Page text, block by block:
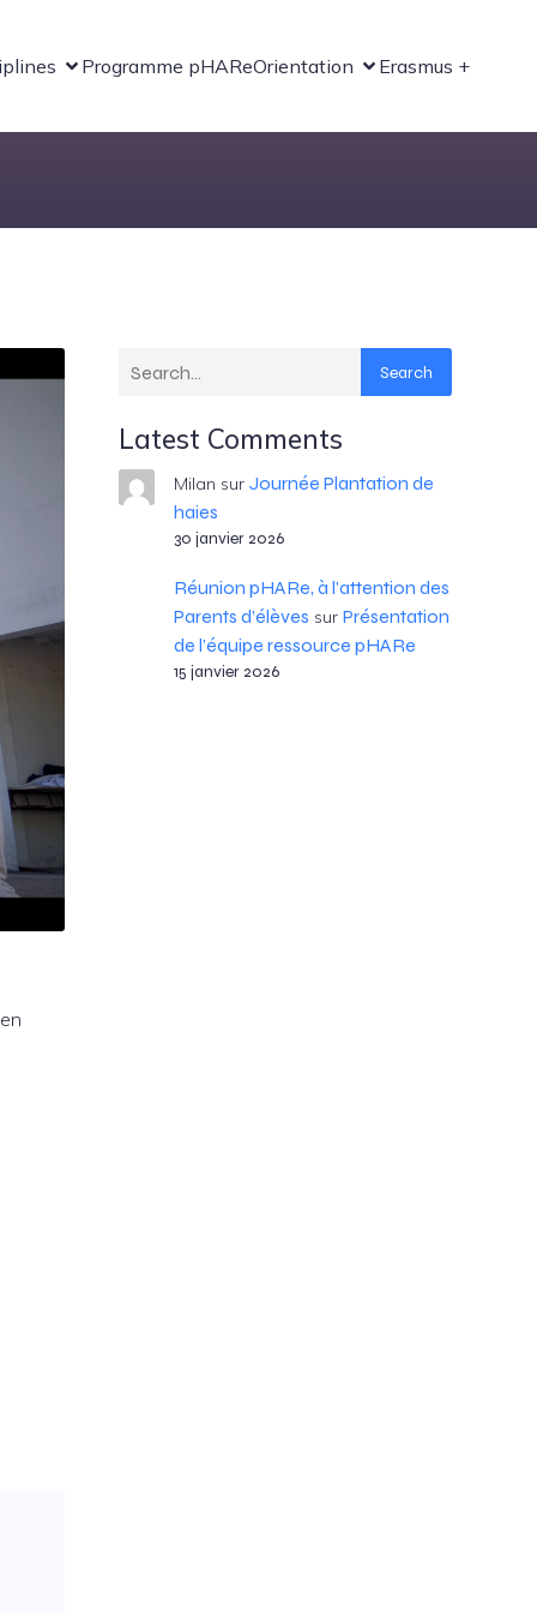
Programme pHAReOrientation Erasmus +
Search
Latest Comments
Milan sur Journée Plantation de
haies
30 janvier 2026
Réunion pHARe, à l’attention des
Parents d’élèves sur Présentation
de l’équipe ressource pHARe
15 janvier 2026